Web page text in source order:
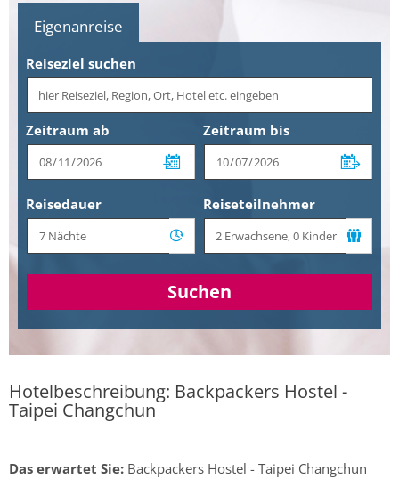
Eigenanreise
Reiseziel suchen
Zeitraum ab Zeitraum bis
Reisedauer Reiseteilnehmer
Suchen
Hotelbeschreibung: Backpackers Hostel -
Taipei Changchun
Das erwartet Sie: Backpackers Hostel - Taipei Changchun